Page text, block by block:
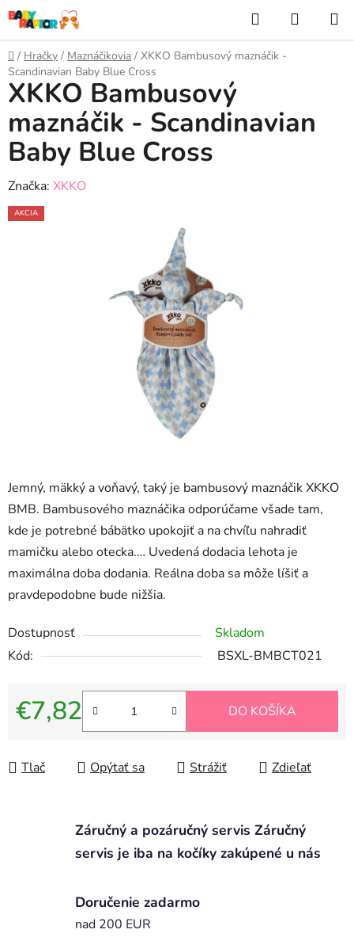
Prejsť
na
obsah
Hľadať
KOŠÍK
Domov
/ Hračky / Maznáčikovia / XKKO Bambusový maznáčik -
Scandinavian Baby Blue Cross
Jemný, mäkký a voňavý, taký je bambusový maznáčik XKKO
BMB. Bambusového maznáčika odporúčame všade tam,
kde je potrebné bábätko upokojiť a na chvíľu nahradiť
mamičku alebo otecka.… Uvedená dodacia lehota je
maximálna doba dodania. Reálna doba sa môže líšiť a
pravdepodobne bude nižšia.
Dostupnosť
Skladom
Kód:
BSXL-BMBCT021
€7,82
Jednotková cena:
DO KOŠÍKA
Tlač Opýtať sa Strážiť Zdieľať
XKKO Bambusový
maznáčik - Scandinavian
Baby Blue Cross
Značka: XKKO
AKCIA
Záručný a pozáručný servis Záručný
servis je iba na kočíky zakúpené u nás
Doručenie zadarmo
nad 200 EUR